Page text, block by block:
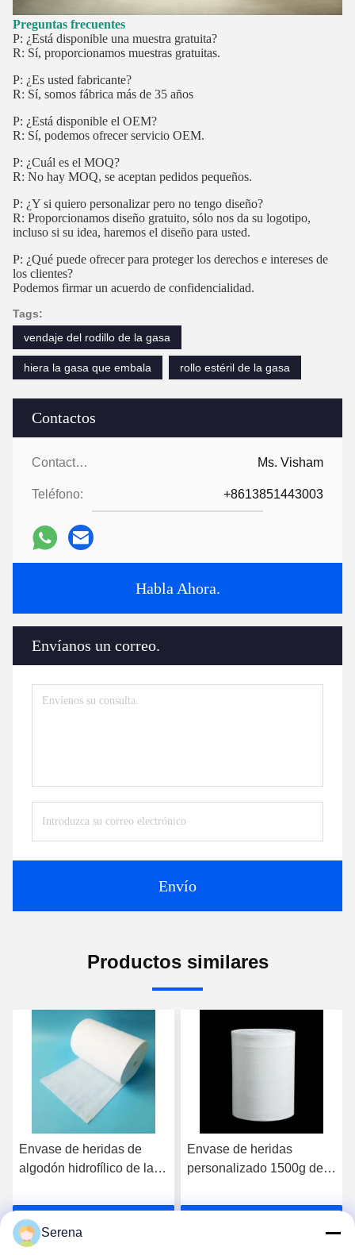
Contactos
Contactos: Ms. Visham
Teléfono: +8613851443003
Habla Ahora.
Envíanos un correo.
Envío
Preguntas frecuentes
P: ¿Está disponible una muestra gratuita?
R: Sí, proporcionamos muestras gratuitas.
P: ¿Es usted fabricante?
R: Sí, somos fábrica más de 35 años
P: ¿Está disponible el OEM?
R: Sí, podemos ofrecer servicio OEM.
P: ¿Cuál es el MOQ?
R: No hay MOQ, se aceptan pedidos pequeños.
P: ¿Y si quiero personalizar pero no tengo diseño?
R: Proporcionamos diseño gratuito, sólo nos da su logotipo,
incluso si su idea, haremos el diseño para usted.
P: ¿Qué puede ofrecer para proteger los derechos e intereses de
los clientes?
Podemos firmar un acuerdo de confidencialidad.
Tags:
vendaje del rodillo de la gasa
hiera la gasa que embala rollo estéril de la gasa
Productos similares
Envase de heridas de
algodón hidrofílico de lana
1500 g Envase de
algodón absorbente en
rollo médico blanqueado
Envase de heridas
personalizado 1500g de
de algodón blanqueado
Serena